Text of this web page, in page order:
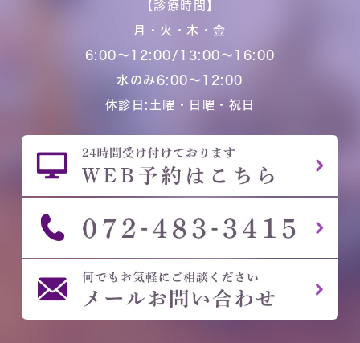
【診療時間】
月・火・木・金
6:00～12:00/13:00～16:00
水のみ6:00～12:00
休診日:土曜・日曜・祝日